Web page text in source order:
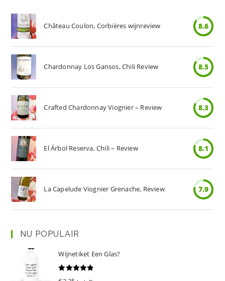
Château Coulon, Corbières wijnreview 8.6
Chardonnay Los Gansos, Chili Review 8.5
Crafted Chardonnay Viognier – Review 8.3
El Árbol Reserva, Chili – Review 8.1
La Capelude Viognier Grenache, Review 7.9
NU POPULAIR
Wijnetiket Een Glas?